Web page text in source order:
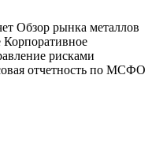
Обзор рынка металлов
Корпоративное
рисками
отчетность по МСФО